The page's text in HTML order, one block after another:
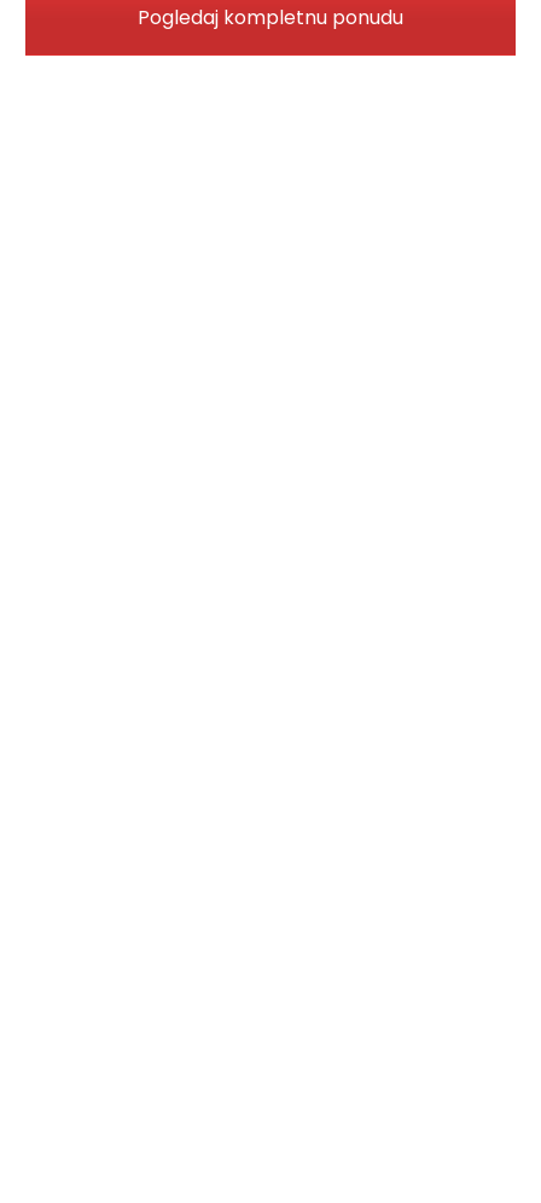
Pogledaj kompletnu ponudu